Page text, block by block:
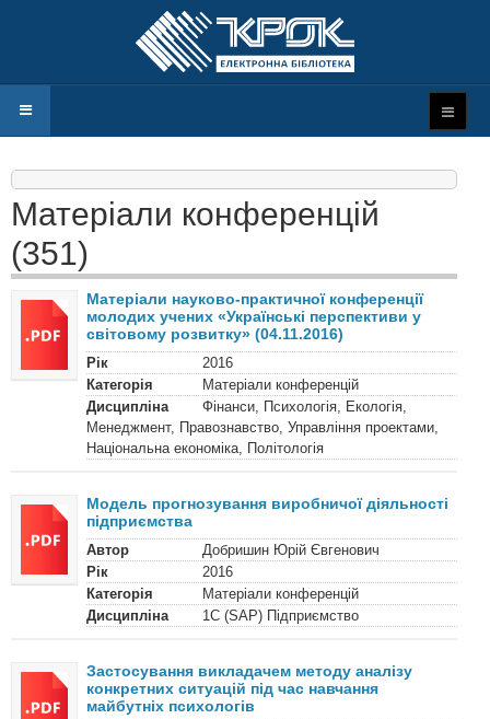
Матеріали конференцій
(351)
Матеріали науково-практичної конференції
молодих учених «Українські перспективи у
світовому розвитку» (04.11.2016)
Рік
2016
Категорія
Матеріали конференцій
Дисципліна
Фінанси, Психологія, Екологія,
Менеджмент, Правознавство, Управління проектами,
Національна економіка, Політологія
Модель прогнозування виробничої діяльності
підприємства
Автор
Добришин Юрій Євгенович
Рік
2016
Категорія
Матеріали конференцій
Дисципліна
1C (SAP) Підприємство
Застосування викладачем методу аналізу
конкретних ситуацій під час навчання
майбутніх психологів